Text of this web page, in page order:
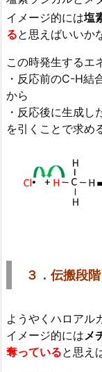
イメージ的には塩
ると思えばいいか
この時発生するエ
・反応前のC-H結
から
・反応後に生成
を引くことで求め
３．伝搬段階
ようやくハロアル
イメージ的にはメ
奪っていると思え